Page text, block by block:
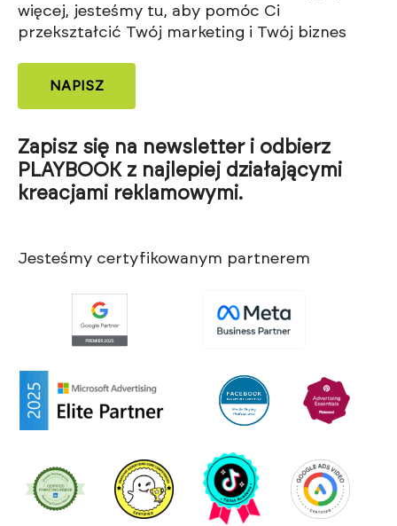
więcej, jesteśmy tu, aby pomóc Ci
przekształcić Twój marketing i Twój biznes
NAPISZ
Zapisz się na newsletter i odbierz
PLAYBOOK z najlepiej działającymi
kreacjami reklamowymi.
Jesteśmy certyfikowanym partnerem